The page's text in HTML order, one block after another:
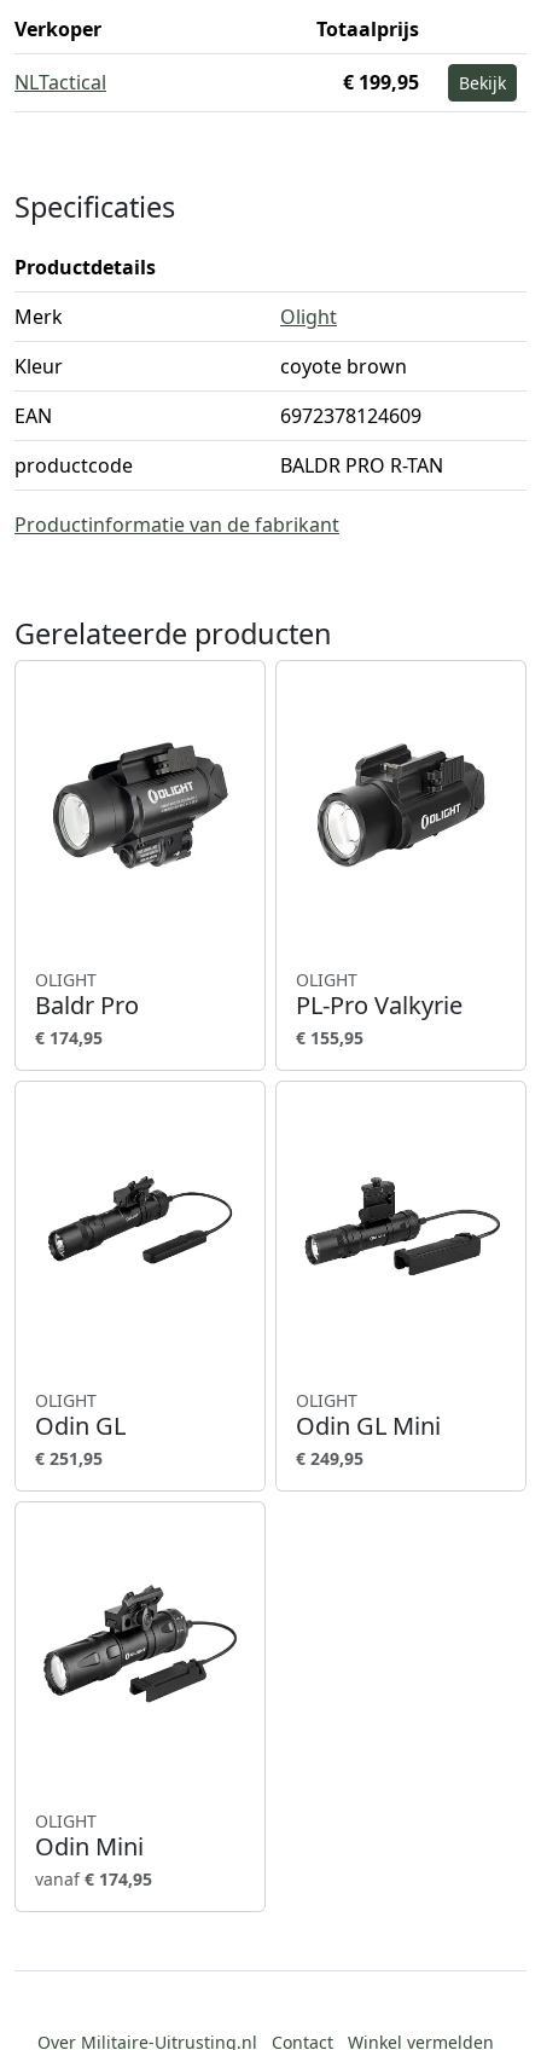
Verkoper
Totaalprijs
NLTactical
€ 199,95 Bekijk
Specificaties
Productdetails
Merk
Olight
Kleur
coyote brown
EAN
6972378124609
productcode
BALDR PRO R-TAN
Productinformatie van de fabrikant
Gerelateerde producten
OLIGHT
Baldr Pro
€ 174,95
OLIGHT
PL-Pro Valkyrie
€ 155,95
OLIGHT
Odin GL
€ 251,95
OLIGHT
Odin GL Mini
€ 249,95
OLIGHT
Odin Mini
vanaf€ 174,95
Over Militaire-Uitrusting.nl Contact Winkel vermelden